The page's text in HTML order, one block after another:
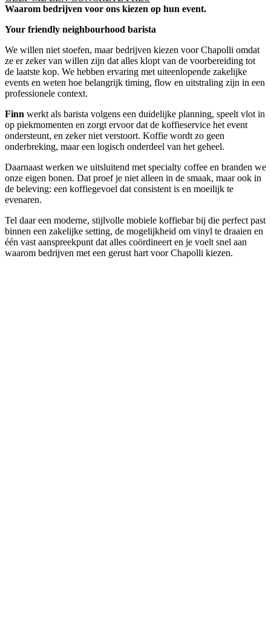
Waarom bedrijven voor ons kiezen op hun event.
Your friendly neighbourhood barista
We willen niet stoefen, maar bedrijven kiezen voor Chapolli omdat
ze er zeker van willen zijn dat alles klopt van de voorbereiding tot
de laatste kop. We hebben ervaring met uiteenlopende zakelijke
events en weten hoe belangrijk timing, flow en uitstraling zijn in een
professionele context.
Finn werkt als barista volgens een duidelijke planning, speelt vlot in
op piekmomenten en zorgt ervoor dat de koffieservice het event
ondersteunt, en zeker niet verstoort. Koffie wordt zo geen
onderbreking, maar een logisch onderdeel van het geheel.
Daarnaast werken we uitsluitend met specialty coffee en branden we
onze eigen bonen. Dat proef je niet alleen in de smaak, maar ook in
de beleving: een koffiegevoel dat consistent is en moeilijk te
evenaren.
Tel daar een moderne, stijlvolle mobiele koffiebar bij die perfect past
binnen een zakelijke setting, de mogelijkheid om vinyl te draaien en
één vast aanspreekpunt dat alles coördineert en je voelt snel aan
waarom bedrijven met een gerust hart voor Chapolli kiezen.